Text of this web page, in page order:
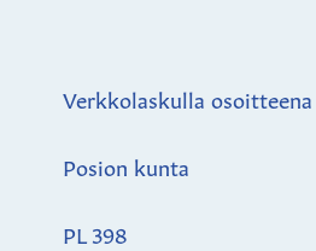
Verkkolaskulla
Posion kunta
PL 398